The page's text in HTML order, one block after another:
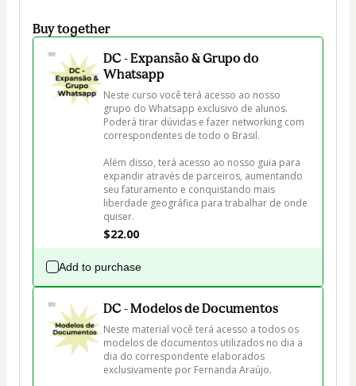
Buy together
DC - Expansão & Grupo do
Whatsapp
Neste curso você terá acesso ao nosso
grupo do Whatsapp exclusivo de alunos.
Poderá tirar dúvidas e fazer networking com
correspondentes de todo o Brasil.
Além disso, terá acesso ao nosso guia para
expandir através de parceiros, aumentando
seu faturamento e conquistando mais
liberdade geográfica para trabalhar de onde
quiser.
$22.00
Add to purchase
DC - Modelos de Documentos
Neste material você terá acesso a todos os
modelos de documentos utilizados no dia a
dia do correspondente elaborados
exclusivamente por Fernanda Araújo.